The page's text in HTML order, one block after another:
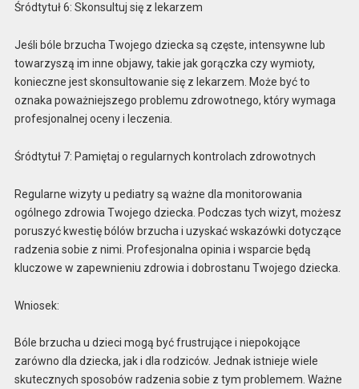
Śródtytuł 6: Skonsultuj się z lekarzem
Jeśli bóle brzucha Twojego dziecka są częste, intensywne lub
towarzyszą im inne objawy, takie jak gorączka czy wymioty,
konieczne jest skonsultowanie się z lekarzem. Może być to
oznaka poważniejszego problemu zdrowotnego, który wymaga
profesjonalnej oceny i leczenia.
Śródtytuł 7: Pamiętaj o regularnych kontrolach zdrowotnych
Regularne wizyty u pediatry są ważne dla monitorowania
ogólnego zdrowia Twojego dziecka. Podczas tych wizyt, możesz
poruszyć kwestię bólów brzucha i uzyskać wskazówki dotyczące
radzenia sobie z nimi. Profesjonalna opinia i wsparcie będą
kluczowe w zapewnieniu zdrowia i dobrostanu Twojego dziecka.
Wniosek:
Bóle brzucha u dzieci mogą być frustrujące i niepokojące
zarówno dla dziecka, jak i dla rodziców. Jednak istnieje wiele
skutecznych sposobów radzenia sobie z tym problemem. Ważne